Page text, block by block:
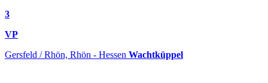
3
VP
Gersfeld / Rhön, Rhön - Hessen Wachtküppel